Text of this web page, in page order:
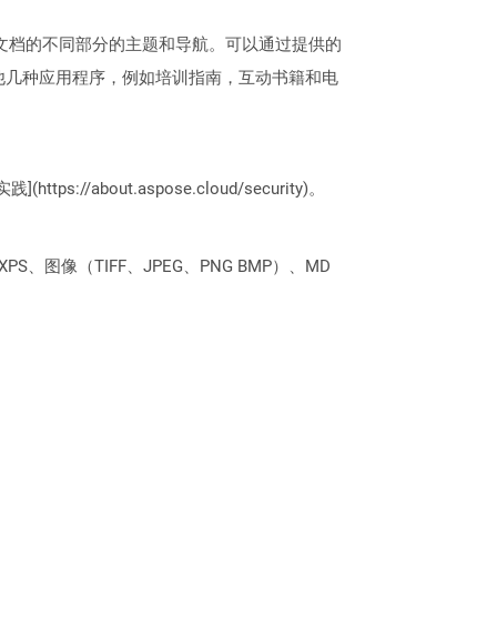
的不同部分的主题和导航。可以通过提供的
种应用程序，例如培训指南，互动书籍和电
践](https://about.aspose.cloud/security)。
、图像（TIFF、JPEG、PNG BMP）、MD